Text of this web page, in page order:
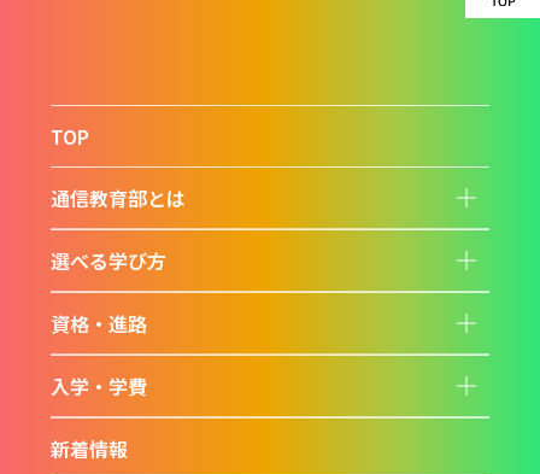
TOP
通信教育部とは 子
素
開
閉
る
選べる学び方 子
素
開
閉
る
資格・進路 子
素
開
閉
る
入学・学費 子
素
新着情報